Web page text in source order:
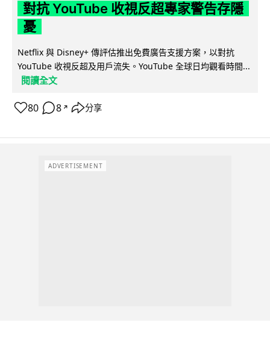
對抗 YouTube 收視反超專家警告存隱
憂
Netflix 與 Disney+ 傳評估推出免費廣告支援方案，以對抗
YouTube 收視反超及用戶流失。YouTube 全球日均觀看時間...
閱讀全文
80 8 ↗ 分享
ADVERTISEMENT